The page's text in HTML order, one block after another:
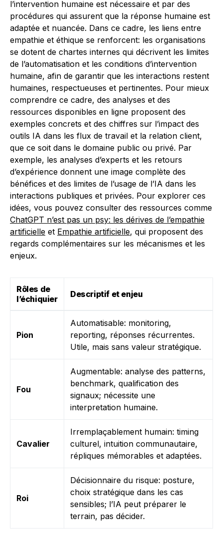
l’intervention humaine est nécessaire et par des
procédures qui assurent que la réponse humaine est
adaptée et nuancée. Dans ce cadre, les liens entre
empathie et éthique se renforcent: les organisations
se dotent de chartes internes qui décrivent les limites
de l’automatisation et les conditions d’intervention
humaine, afin de garantir que les interactions restent
humaines, respectueuses et pertinentes. Pour mieux
comprendre ce cadre, des analyses et des
ressources disponibles en ligne proposent des
exemples concrets et des chiffres sur l’impact des
outils IA dans les flux de travail et la relation client,
que ce soit dans le domaine public ou privé. Par
exemple, les analyses d’experts et les retours
d’expérience donnent une image complète des
bénéfices et des limites de l’usage de l’IA dans les
interactions publiques et privées. Pour explorer ces
idées, vous pouvez consulter des ressources comme
ChatGPT n’est pas un psy: les dérives de l’empathie
artificielle et Empathie artificielle, qui proposent des
regards complémentaires sur les mécanismes et les
enjeux.
Rôles de
l’échiquier
Descriptif et enjeu
Pion
Automatisable: monitoring,
reporting, réponses récurrentes.
Utile, mais sans valeur stratégique.
Fou
Augmentable: analyse des patterns,
benchmark, qualification des
signaux; nécessite une
interpretation humaine.
Cavalier
Irremplaçablement humain: timing
culturel, intuition communautaire,
répliques mémorables et adaptées.
Roi
Décisionnaire du risque: posture,
choix stratégique dans les cas
sensibles; l’IA peut préparer le
terrain, pas décider.